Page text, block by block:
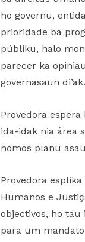
ho governu,
prioridade ba
públiku, halo
parecer ka
governasaun di’ak.
Provedora
ida-idak nia área
nomos planu
Provedora
Humanos e
objectivos, ho tau
para um